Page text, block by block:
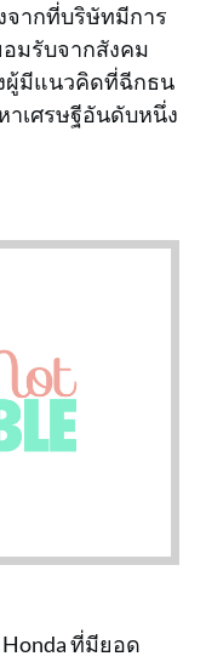
จากที่บริษัทมีการ
มรับจากสังคม
ผู้มีแนวคิดที่ฉีกธน
าเศรษฐีอันดับหนึ่ง
ที่มียอด